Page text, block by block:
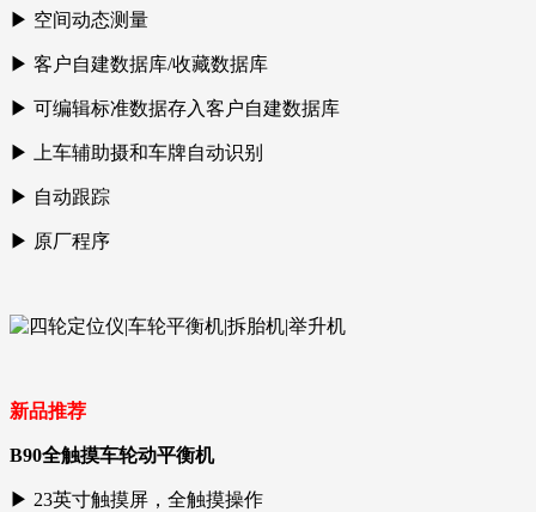
▶ 空间动态测量
▶ 客户自建数据库/收藏数据库
▶ 可编辑标准数据存入客户自建数据库
▶ 上车辅助摄和车牌自动识别
▶ 自动跟踪
▶ 原厂程序
新品推荐
B90全触摸车轮动平衡机
▶ 23英寸触摸屏，全触摸操作